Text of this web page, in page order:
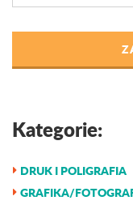
Kategorie:
DRUK I POLIGRAFIA
GRAFIKA/